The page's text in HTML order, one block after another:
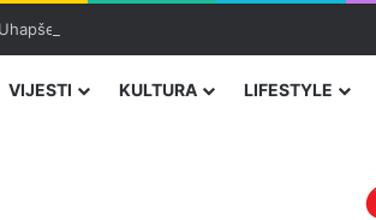
Uhapšeni organizatori krijumčarenja migranata
VIJESTI KULTURA LIFESTYLE